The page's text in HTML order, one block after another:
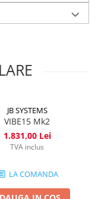
JB SYSTEMS
VIBE15 Mk2
1.831,00 Lei
TVA inclus
LA COMANDA